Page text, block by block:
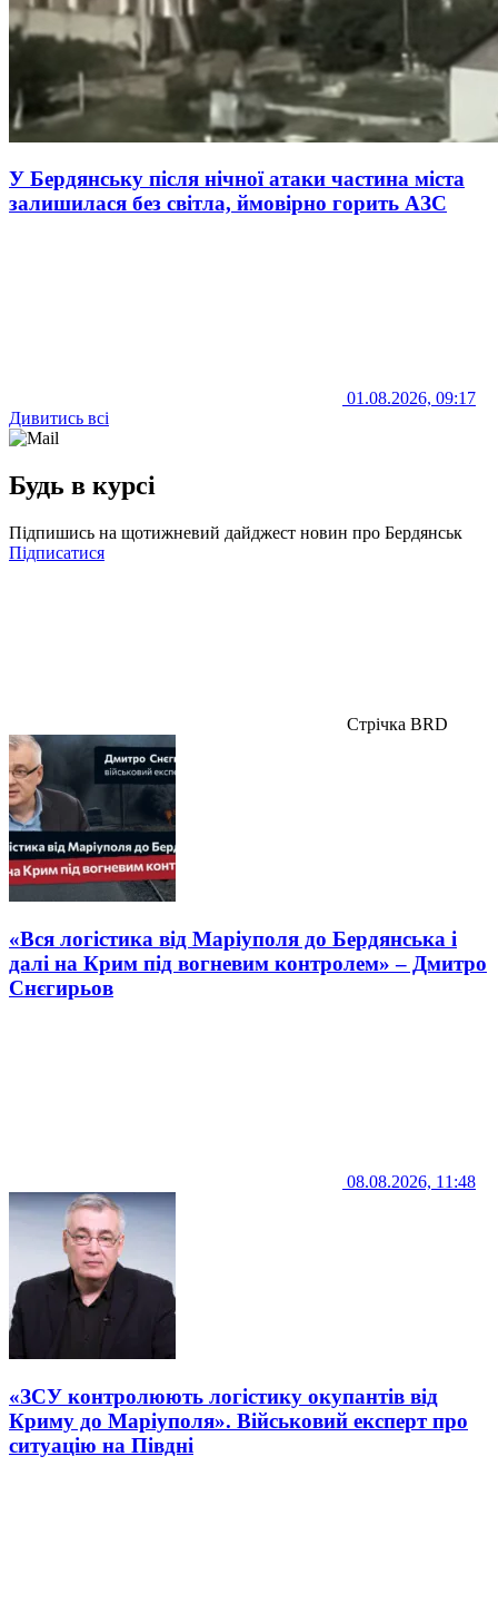
У Бердянську після нічної атаки частина міста
залишилася без світла, ймовірно горить АЗС
01.08.2026, 09:17
Дивитись всі
Будь в курсі
Підпишись на щотижневий дайджест новин про Бердянськ
Підписатися
Стрічка BRD
«Вся логістика від Маріуполя до Бердянська і
далі на Крим під вогневим контролем» – Дмитро
Снєгирьов
08.08.2026, 11:48
«ЗСУ контролюють логістику окупантів від
Криму до Маріуполя». Військовий експерт про
ситуацію на Півдні